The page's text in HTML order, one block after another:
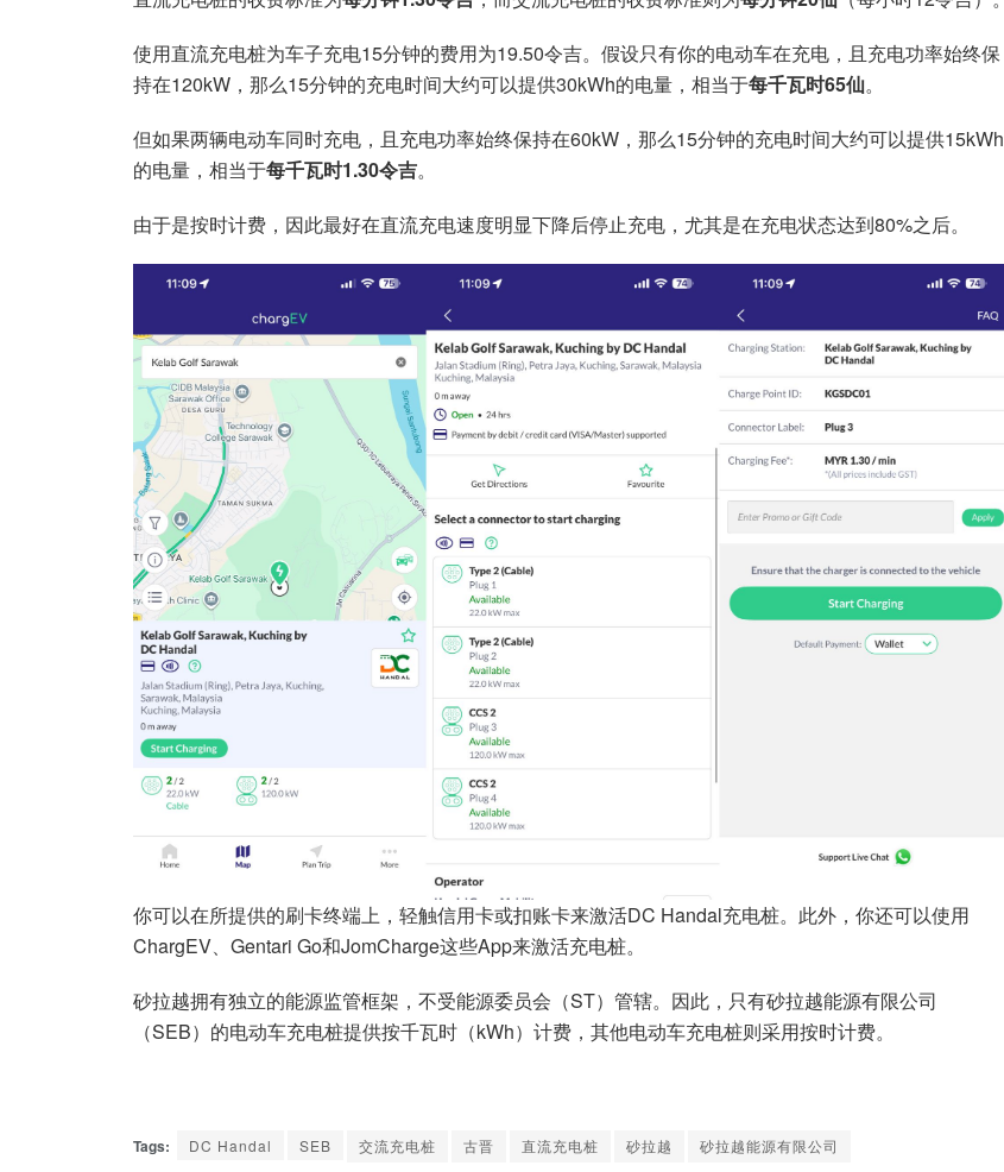
使用直流充电桩为车子充电15分钟的费用为19.50令吉。假设只有你的电动车在充电，且充电功率始终保
持在120kW，那么15分钟的充电时间大约可以提供30kWh的电量，相当于每千瓦时65仙。
但如果两辆电动车同时充电，且充电功率始终保持在60kW，那么15分钟的充电时间大约可以提供15kWh
的电量，相当于每千瓦时1.30令吉。
由于是按时计费，因此最好在直流充电速度明显下降后停止充电，尤其是在充电状态达到80%之后。
你可以在所提供的刷卡终端上，轻触信用卡或扣账卡来激活DC Handal充电桩。此外，你还可以使用
ChargEV、Gentari Go和JomCharge这些App来激活充电桩。
砂拉越拥有独立的能源监管框架，不受能源委员会（ST）管辖。因此，只有砂拉越能源有限公司
（SEB）的电动车充电桩提供按千瓦时（kWh）计费，其他电动车充电桩则采用按时计费。
Tags: DC Handal SEB 交流充电桩 古晋 直流充电桩 砂拉越 砂拉越能源有限公司